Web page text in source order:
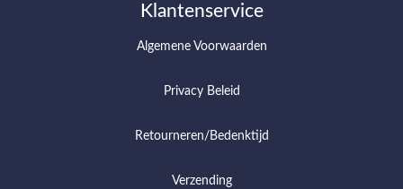
Klantenservice
Algemene Voorwaarden
Privacy Beleid
Retourneren/Bedenktijd
Verzending